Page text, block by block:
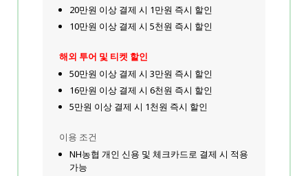
20만원 이상 결제 시 1만원 즉시 할인
10만원 이상 결제 시 5천원 즉시 할인
해외 투어 및 티켓 할인
50만원 이상 결제 시 3만원 즉시 할인
16만원 이상 결제 시 6천원 즉시 할인
5만원 이상 결제 시 1천원 즉시 할인
이용 조건
NH농협 개인 신용 및 체크카드로 결제 시 적용
가능